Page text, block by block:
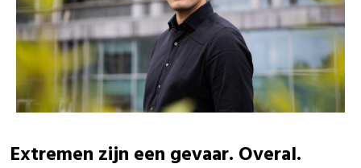
Extremen zijn een gevaar. Overal.